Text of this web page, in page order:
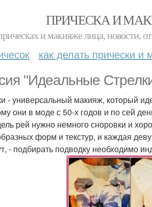
ПРИЧЕСКА И
и макияже лица, новости,
как делать прически и
"Идеальные
- универсальный макияж, который
они в моде с 50-х годов и по сей
рей нужно немного сноровки и
форм и текстур, и каждая
- подбирать подводку необходимо